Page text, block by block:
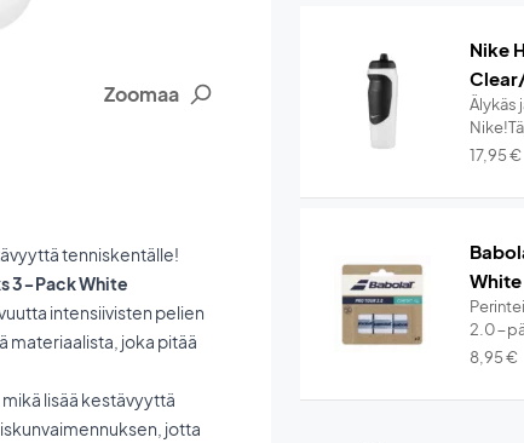
Zoomaa
tenniskentälle!
3-Pack White
intensiivisten pelien
materiaalista, joka pitää
lisää kestävyyttä
jotta
Nike
Älykäs
17,95€
White
2.0-
8,95€